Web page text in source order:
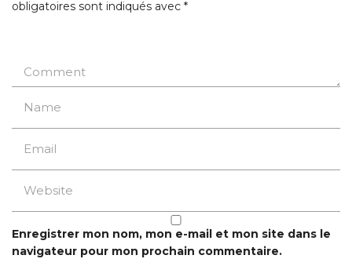
obligatoires sont indiqués avec *
Enregistrer mon nom, mon e-mail et mon site dans le
navigateur pour mon prochain commentaire.